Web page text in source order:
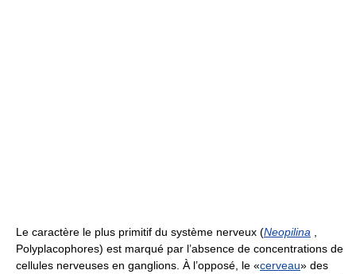
Le caractère le plus primitif du système nerveux (Neopilina
Polyplacophores) est marqué par l’absence de concentrations de
cellules nerveuses en ganglions. À l’opposé, le «cerveau» des